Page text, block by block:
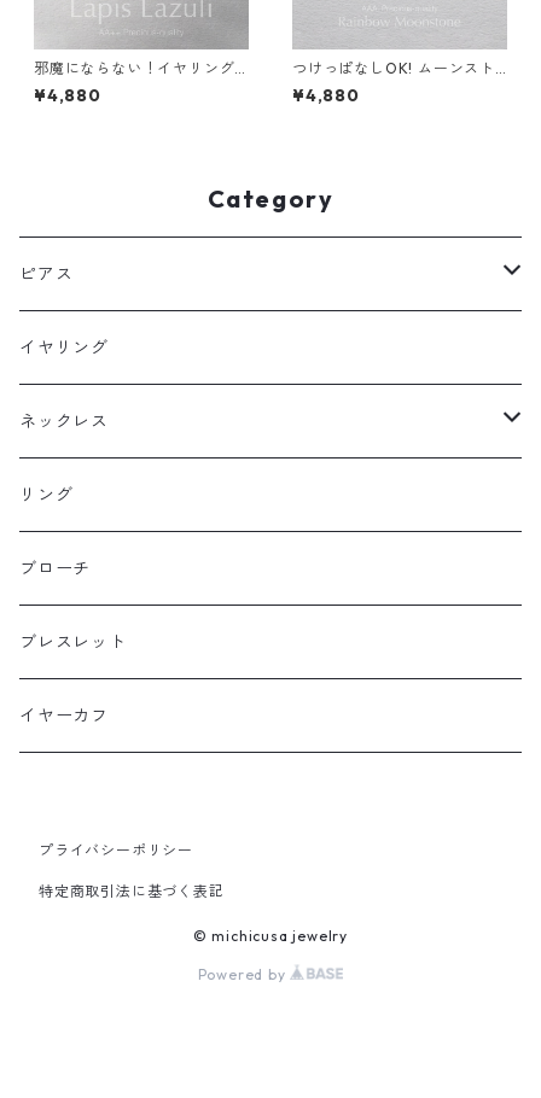
邪魔にならない！イヤリング
ラピスラズリ サージカルステ
ンレス 金属アレルギー 誕生日
¥4,880
つけっぱなしOK! ムーンスト
ーン ピアス AAA レインボー
サージカルステンレス 金属ア
¥4,880
Category
ピアス
フックピアス
スタッドピアス
ニュースタイル
イヤリング
ネックレス
ラージサイズ
ミドルサイズ
プチサイズ
横長タイプ
リング
ブローチ
ブレスレット
イヤーカフ
プライバシーポリシー
特定商取引法に基づく表記
© michicusa jewelry
Powered by